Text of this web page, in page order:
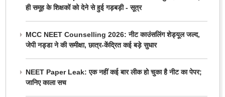
ही समूह के शिक्षकों को देने से हुई गड़बड़ी - सूत्र
MCC NEET Counselling 2026: नीट काउंसलिंग शेड्यूल जल्द,
जेपी नड्डा ने की समीक्षा, छात्र-केंद्रित कई बड़े सुधार
NEET Paper Leak: एक नहीं कई बार लीक हो चुका है नीट का पेपर;
जानिए काला सच